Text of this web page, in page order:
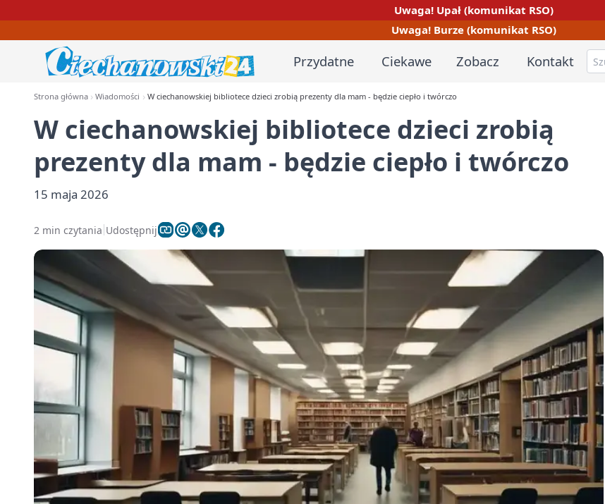
Uwaga! Upał (komunikat RSO)
Uwaga! Burze (komunikat RSO)
Przydatne Ciekawe Zobacz Kontakt
Strona główna Wiadomości W ciechanowskiej bibliotece dzieci zrobią prezenty dla mam - będzie ciepło i twórczo
W ciechanowskiej bibliotece dzieci zrobią
prezenty dla mam - będzie ciepło i twórczo
15 maja 2026
2 min czytania Udostępnij